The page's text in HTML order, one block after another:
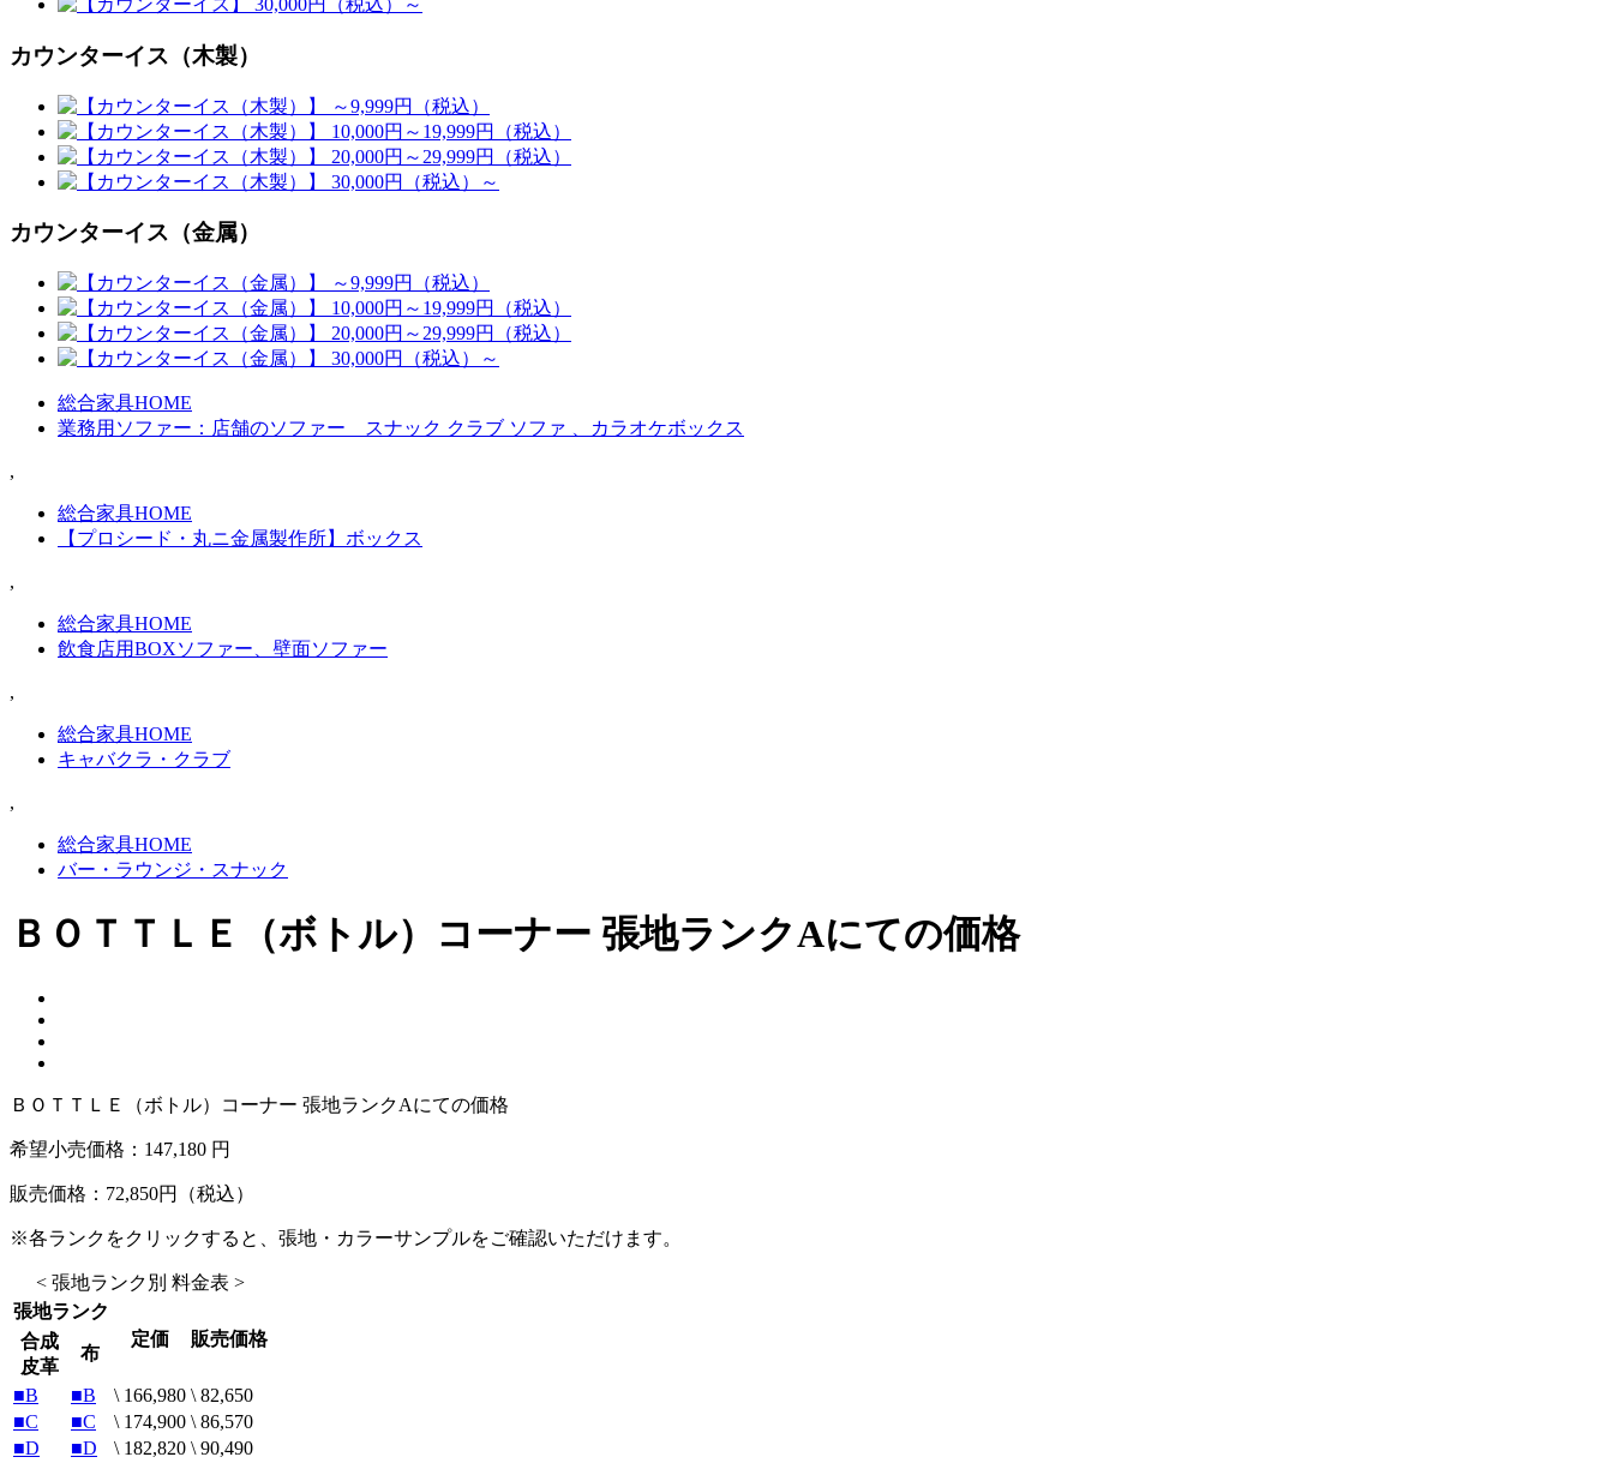
カウンターイス（木製）
カウンターイス（金属）
総合家具HOME
業務用ソファー：店舗のソファー スナック クラブ ソファ 、カラオケボックス
,
総合家具HOME
【プロシード・丸ニ金属製作所】ボックス
,
総合家具HOME
飲食店用BOXソファー、壁面ソファー
,
総合家具HOME
キャバクラ・クラブ
,
総合家具HOME
バー・ラウンジ・スナック
ＢＯＴＴＬＥ（ボトル）コーナー 張地ランクAにての価格
ＢＯＴＴＬＥ（ボトル）コーナー 張地ランクAにての価格
希望小売価格： 147,180 円
販売価格： 72,850円（税込）
※各ランクをクリックすると、張地・カラーサンプルをご確認いただけます。
< 張地ランク別 料金表 >
張地ランク
定価
販売価格
合成
皮革
布
■B ■B \ 166,980 \ 82,650
■C
■C \ 174,900 \ 86,570
■D
■D \ 182,820 \ 90,490